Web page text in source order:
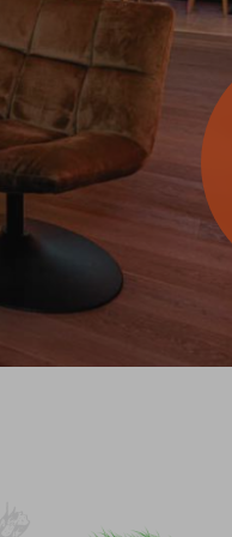
suchen?